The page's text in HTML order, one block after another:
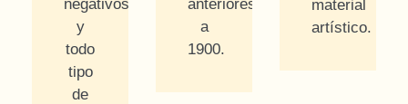
negativos
y
todo
tipo
de
anteriores
a
1900.
material
artístico.